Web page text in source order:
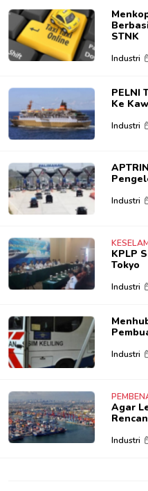
STNK
Industri
PELNI
Ke
Industri
Industri
KPLP
Tokyo
Industri
Industri
Agar
Industri